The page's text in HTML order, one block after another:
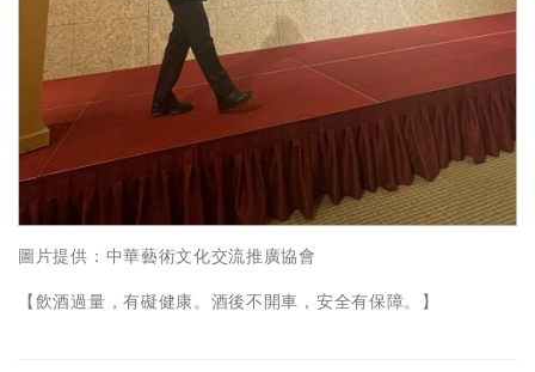
圖片提供：中華藝術文化交流推廣協會
【飲酒過量，有礙健康。酒後不開車，安全有保障。】